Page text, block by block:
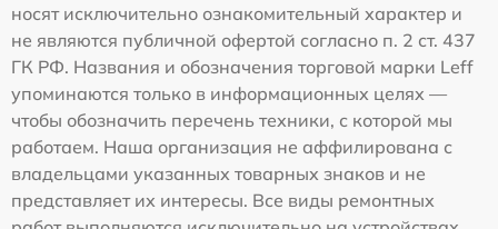
носят исключительно ознакомительный характер и
не являются публичной офертой согласно п. 2 ст. 437
ГК РФ. Названия и обозначения торговой марки Leff
упоминаются только в информационных целях —
чтобы обозначить перечень техники, с которой мы
работаем. Наша организация не аффилирована с
владельцами указанных товарных знаков и не
представляет их интересы. Все виды ремонтных